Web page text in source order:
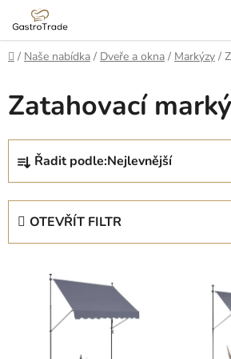
obsah
Domů
/ Naše nabídka / Dveře a okna / Markýzy /
Zatahovací
Ř
z
Řadit podle:Nejlevnější
OTEVŘÍT FILTR